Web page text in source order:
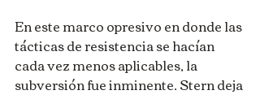
En este marco opresivo en donde las
tácticas de resistencia se hacían
cada vez menos aplicables, la
subversión fue inminente. Stern deja